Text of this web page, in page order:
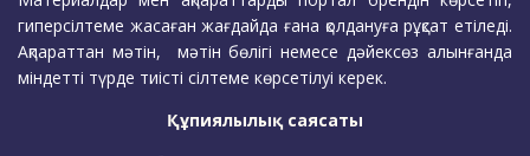
гиперсілтеме жасаған жағдайда ғана қолдануға рұқсат етіледі.
Ақпараттан мәтін, мәтін бөлігі немесе дәйексөз алынғанда
міндетті түрде тиісті сілтеме көрсетілуі керек.
Құпиялылық саясаты